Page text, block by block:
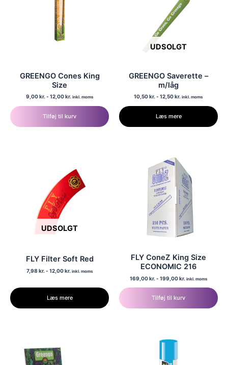
varesiden
GREENGO Cones King
Size
9,00kr. - 12,00kr. inkl. moms
Tilføj til kurv
UDSOLGT
GREENGO Saverette –
m/låg
10,50kr. - 12,50kr. inkl. moms
Læs mere
UDSOLGT
FLY Filter Soft Red
7,98 kr. - 12,00kr. inkl. moms
Læs mere
FLY ConeZ King Size
ECONOMIC 216
169,00kr. - 199,00kr. inkl. moms
Tilføj til kurv